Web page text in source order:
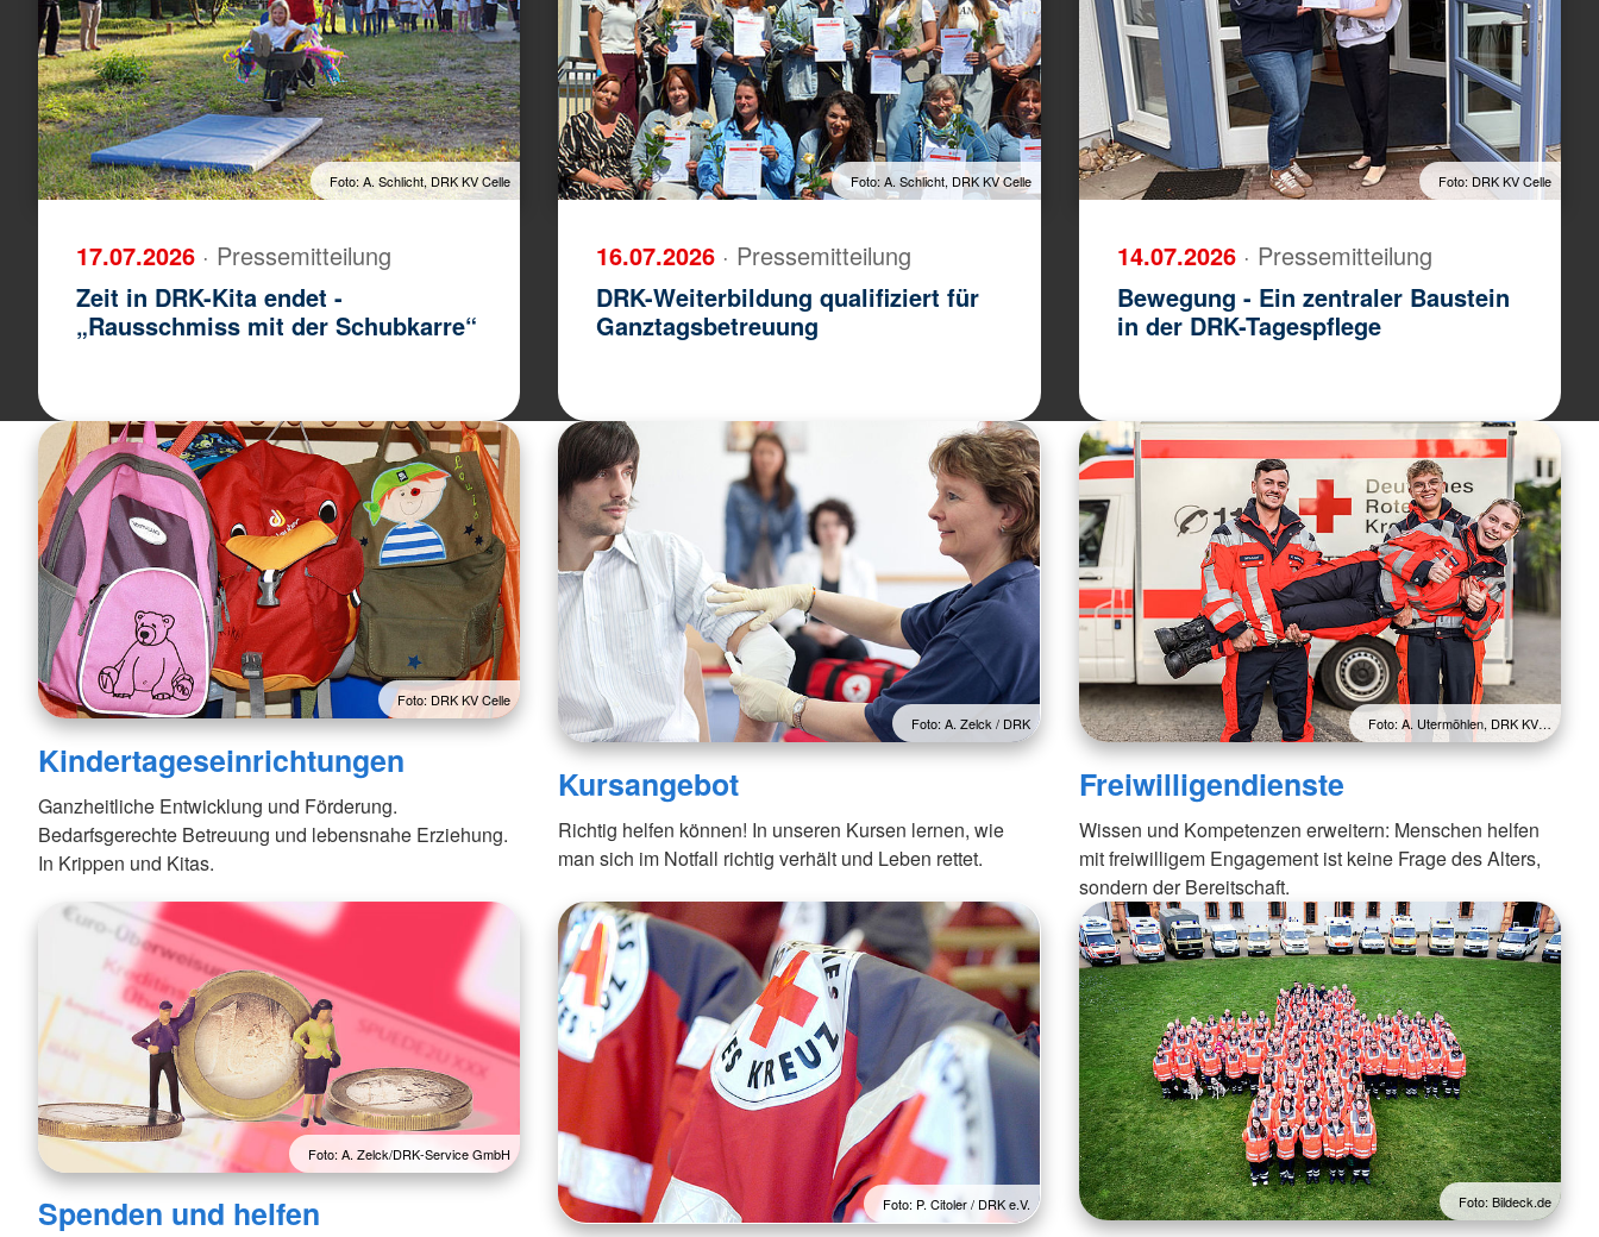
Foto: A. Schlicht, DRK KV Celle
17.07.2026 · Pressemitteilung
Zeit in DRK-Kita endet -
„Rausschmiss mit der Schubkarre“
Foto: A. Schlicht, DRK KV Celle
16.07.2026 · Pressemitteilung
DRK-Weiterbildung qualifiziert für
Ganztagsbetreuung
Foto: DRK KV Celle
14.07.2026 · Pressemitteilung
Bewegung - Ein zentraler Baustein
in der DRK-Tagespflege
Foto: DRK KV Celle
Kindertageseinrichtungen
Ganzheitliche Entwicklung und Förderung.
Bedarfsgerechte Betreuung und lebensnahe Erziehung.
In Krippen und Kitas.
Foto: A. Zelck / DRK
Kursangebot
Richtig helfen können! In unseren Kursen lernen, wie
man sich im Notfall richtig verhält und Leben rettet.
Foto: A. Utermöhlen, DRK KV…
Freiwilligendienste
Wissen und Kompetenzen erweitern: Menschen helfen
mit freiwilligem Engagement ist keine Frage des Alters,
sondern der Bereitschaft.
Foto: A. Zelck/DRK-Service GmbH
Spenden und helfen Foto: P. Citoler / DRK e.V. Foto: Bildeck.de